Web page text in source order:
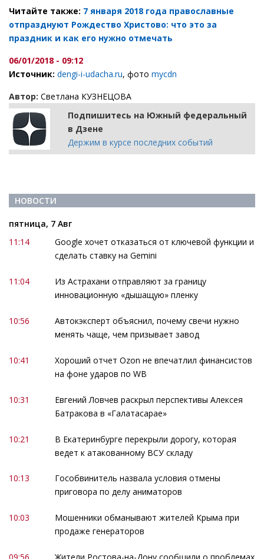
Читайте также: 7 января 2018 года православные
отпразднуют Рождество Христово: что это за
праздник и как его нужно отмечать​
06/01/2018 - 09:12
Источник: dengi-i-udacha.ru, фото mycdn
Автор: Светлана КУЗНЕЦОВА
Подпишитесь на Южный федеральный
в Дзене
Держим в курсе последних событий
НОВОСТИ
пятница, 7 Авг
11:14
Google хочет отказаться от ключевой функции и
сделать ставку на Gemini
11:04
Из Астрахани отправляют за границу
инновационную «дышащую» пленку
10:56
Автокэксперт объяснил, почему свечи нужно
менять чаще, чем призывает завод
10:41
Хороший отчет Ozon не впечатлил финансистов
на фоне ударов по WB
10:31
Евгений Ловчев раскрыл перспективы Алексея
Батракова в «Галатасарае»
10:21
В Екатеринбурге перекрыли дорогу, которая
ведет к атакованному ВСУ складу
10:13
Гособвинитель назвала условия отмены
приговора по делу аниматоров
10:03
Мошенники обманывают жителей Крыма при
продаже генераторов